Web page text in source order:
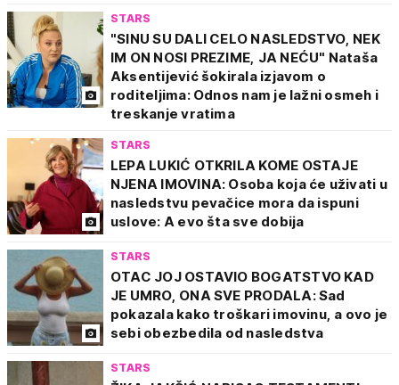
STARS
"SINU SU DALI CELO NASLEDSTVO, NEK
IM ON NOSI PREZIME, JA NEĆU" Nataša
Aksentijević šokirala izjavom o
roditeljima: Odnos nam je lažni osmeh i
treskanje vratima
STARS
LEPA LUKIĆ OTKRILA KOME OSTAJE
NJENA IMOVINA: Osoba koja će uživati u
nasledstvu pevačice mora da ispuni
uslove: A evo šta sve dobija
STARS
OTAC JOJ OSTAVIO BOGATSTVO KAD
JE UMRO, ONA SVE PRODALA: Sad
pokazala kako troškari imovinu, a ovo je
sebi obezbedila od nasledstva
STARS